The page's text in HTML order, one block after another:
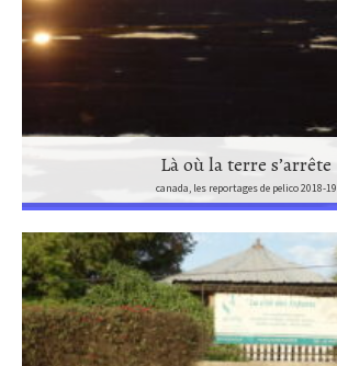
Là où la terre s’arrête
canada, les reportages de pelico 2018-19